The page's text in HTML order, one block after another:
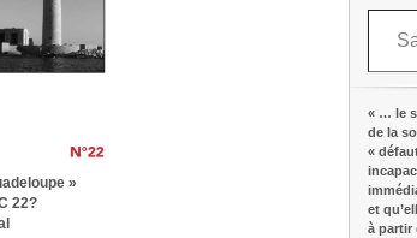
»
22?
Saisissez votre adresse e-mail…
« … le
de la
«
et
à partir